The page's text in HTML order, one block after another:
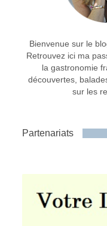
Bienvenue sur le
Retrouvez ici ma
la gastronomie
découvertes,
sur les
Partenariats